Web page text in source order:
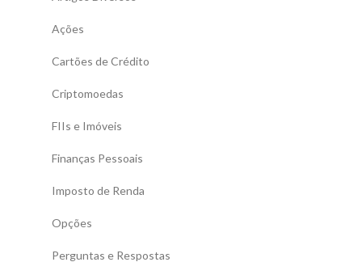
Ações
Cartões de Crédito
Criptomoedas
FIIs e Imóveis
Finanças Pessoais
Imposto de Renda
Opções
Perguntas e Respostas